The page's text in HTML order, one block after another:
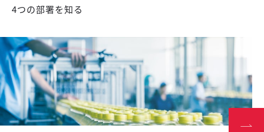
4つの部署を知る